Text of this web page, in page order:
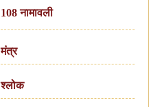
108 नामावली
मंत्र
श्लोक